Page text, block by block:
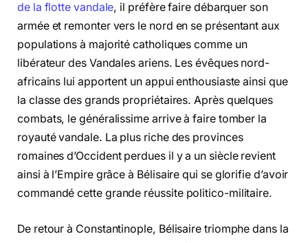
de la flotte vandale, il préfère faire débarquer son
armée et remonter vers le nord en se présentant aux
populations à majorité catholiques comme un
libérateur des Vandales ariens. Les évêques nord-
africains lui apportent un appui enthousiaste ainsi que
la classe des grands propriétaires. Après quelques
combats, le généralissime arrive à faire tomber la
royauté vandale. La plus riche des provinces
romaines d’Occident perdues il y a un siècle revient
ainsi à l’Empire grâce à Bélisaire qui se glorifie d’avoir
commandé cette grande réussite politico-militaire.
De retour à Constantinople, Bélisaire triomphe dans la